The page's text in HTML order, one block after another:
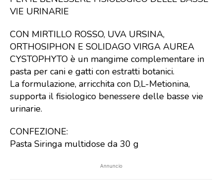
VIE URINARIE
CON MIRTILLO ROSSO, UVA URSINA,
ORTHOSIPHON E SOLIDAGO VIRGA AUREA
CYSTOPHYTO è un mangime complementare in
pasta per cani e gatti con estratti botanici.
La formulazione, arricchita con D,L-Metionina,
supporta il fisiologico benessere delle basse vie
urinarie.
CONFEZIONE:
Pasta Siringa multidose da 30 g
Annuncio